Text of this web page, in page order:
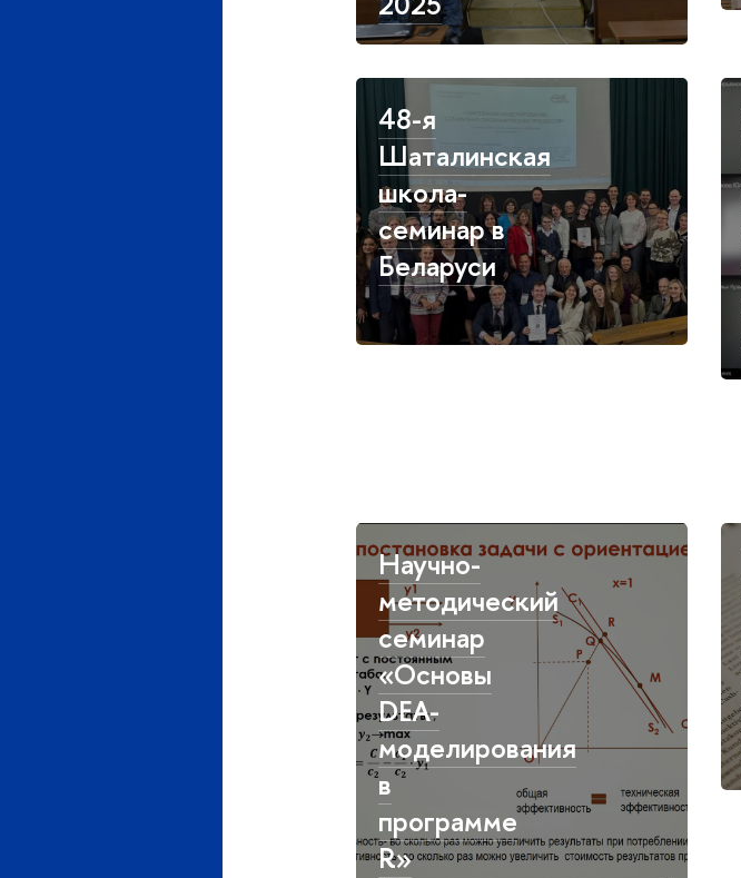
48-я
Шаталинская
школа-
семинар в
Беларуси
Научно-
методический
семинар
«Основы
DEA-
моделирования
в
программе
R»